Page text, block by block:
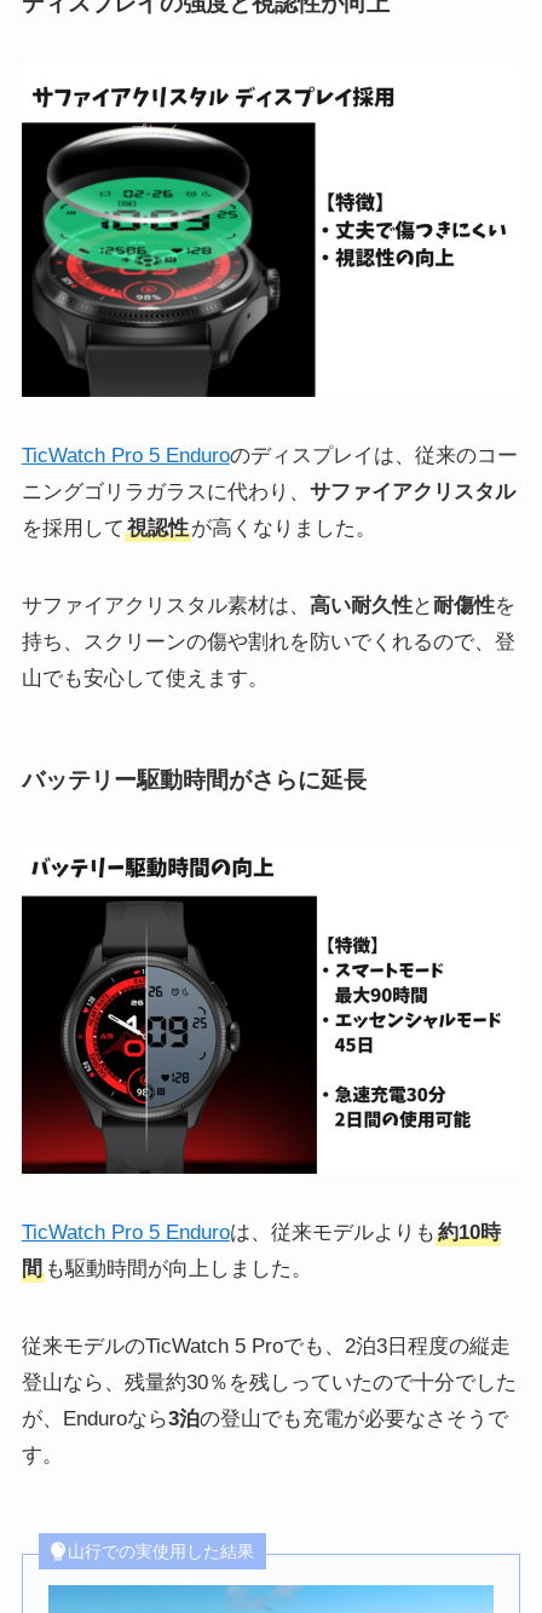
TicWatch Pro 5 Enduroのディスプレイは、従来のコー
ニングゴリラガラスに代わり、 サファイアクリスタル
を採用して 視認性が高くなりました。
サファイアクリスタル素材は、 高い耐久性と耐傷性を
持ち、スクリーンの傷や割れを防いでくれるので、登
山でも安心して使えます。
バッテリー駆動時間がさらに延長
TicWatch Pro 5 Enduroは、従来モデルよりも 約10時
間も駆動時間が向上しました。
従来モデルのTicWatch 5 Proでも、2泊3日程度の縦走
登山なら、残量約30％を残しっていたので十分でした
が、Enduroなら3泊の登山でも充電が必要なさそうで
す。
山行での実使用した結果